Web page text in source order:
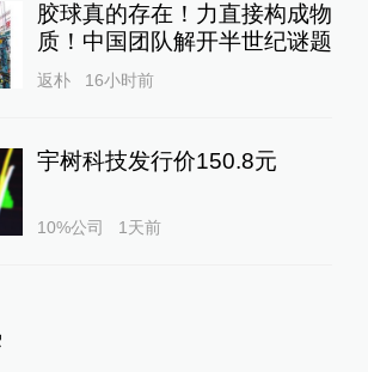
胶球真的存在！力直接构成物
质！中国团队解开半世纪谜题
返朴 16小时前
宇树科技发行价150.8元
10%公司 1天前